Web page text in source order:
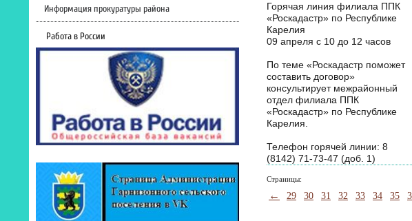
Информация прокуратуры района
Работа в России
Горячая линия филиала ППК
«Роскадастр» по Республике
Карелия
09 апреля с 10 до 12 часов
По теме «Роскадастр поможет
составить договор»
консультирует межрайонный
отдел филиала ППК
«Роскадастр» по Республике
Карелия.
Телефон горячей линии: 8
(8142) 71-73-47 (доб. 1)
Страницы:
← 29 30 31 32 33 34 35